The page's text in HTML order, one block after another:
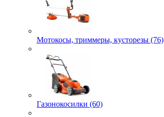
Мотокосы, триммеры, кусторезы (76)
Газонокосилки (60)